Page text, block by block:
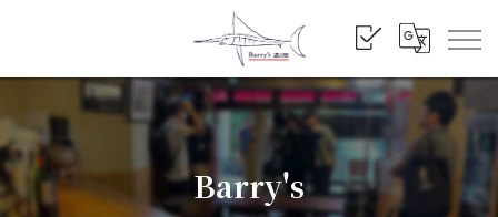
Barry's